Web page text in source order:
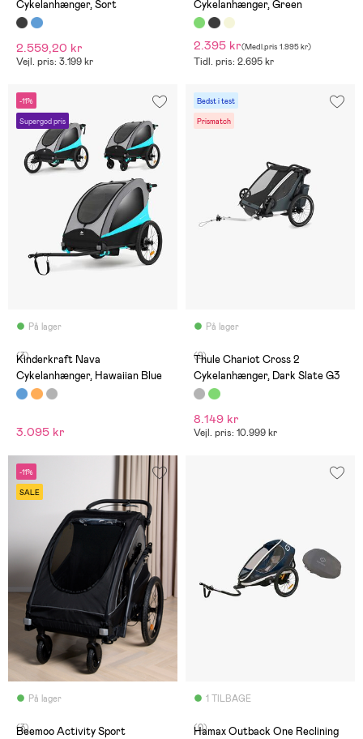
Cykelanhænger, Sort
2.559,20 kr
Vejl. pris: 3.199 kr
Cykelanhænger, Green
2.395 kr(Medl.pris 1.995 kr)
Tidl. pris: 2.695 kr
-11%
Supergod pris
På lager
(3)
Kinderkraft Nava
Cykelanhænger, Hawaiian Blue
3.095 kr
Bedst i test
Prismatch
På lager
(2)
Thule Chariot Cross 2
Cykelanhænger, Dark Slate G3
8.149 kr
Vejl. pris: 10.999 kr
-11%
SALE
På lager
(3)
Beemoo Activity Sport
1 TILBAGE
(0)
Hamax Outback One Reclining